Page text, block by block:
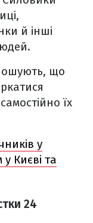
й інші
що
їх
у
Києві та
24